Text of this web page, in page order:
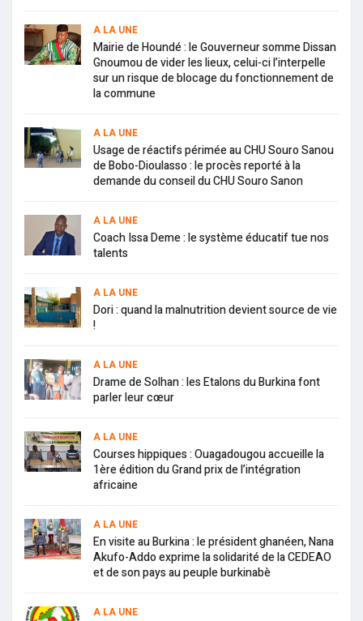
A LA UNE
Mairie de Houndé : le Gouverneur somme Dissan
Gnoumou de vider les lieux, celui-ci l’interpelle
sur un risque de blocage du fonctionnement de
la commune
A LA UNE
Usage de réactifs périmée au CHU Souro Sanou
de Bobo-Dioulasso : le procès reporté à la
demande du conseil du CHU Souro Sanon
A LA UNE
Coach Issa Deme : le système éducatif tue nos
talents
A LA UNE
Dori : quand la malnutrition devient source de vie
!
A LA UNE
Drame de Solhan : les Etalons du Burkina font
parler leur cœur
A LA UNE
Courses hippiques : Ouagadougou accueille la
1ère édition du Grand prix de l’intégration
africaine
A LA UNE
En visite au Burkina : le président ghanéen, Nana
Akufo-Addo exprime la solidarité de la CEDEAO
et de son pays au peuple burkinabè
A LA UNE